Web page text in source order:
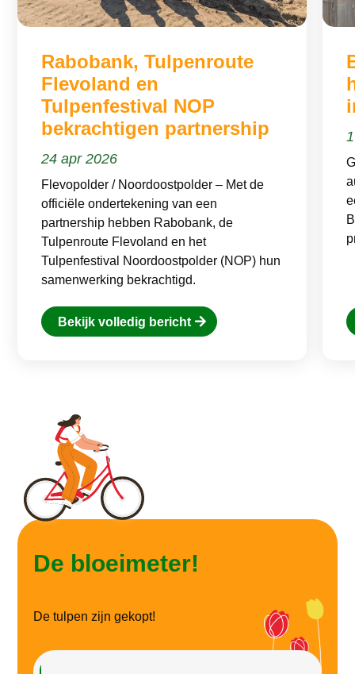
Rabobank, Tulpenroute
Flevoland en
Tulpenfestival NOP
bekrachtigen partnership
24 apr 2026
Flevopolder / Noordoostpolder – Met de
officiële ondertekening van een
partnership hebben Rabobank, de
Tulpenroute Flevoland en het
Tulpenfestival Noordoostpolder (NOP) hun
samenwerking bekrachtigd.
Bekijk volledig bericht
De bloeimeter!
De tulpen zijn gekopt!